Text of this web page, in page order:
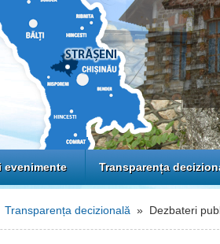
evenimente Transparența
Transparența decizională » Dezbateri